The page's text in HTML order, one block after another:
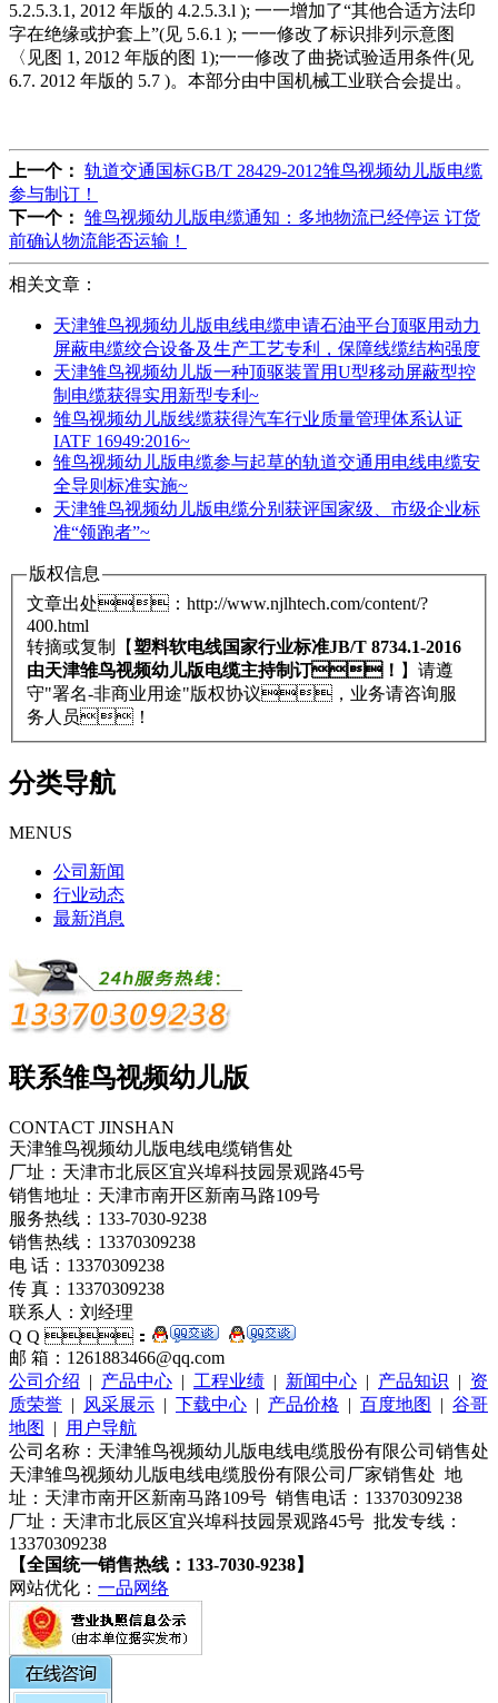
5.2.5.3.1, 2012 年版的 4.2.5.3.l ); 一一增加了“其他合适方法印
字在绝缘或护套上”(见 5.6.1 ); 一一修改了标识排列示意图
〈见图 1, 2012 年版的图 1);一一修改了曲挠试验适用条件(见
6.7. 2012 年版的 5.7 )。本部分由中国机械工业联合会提出。
上一个： 轨道交通国标GB/T 28429-2012雏鸟视频幼儿版电缆
参与制订！
下一个： 雏鸟视频幼儿版电缆通知：多地物流已经停运 订货
前确认物流能否运输！
相关文章：
天津雏鸟视频幼儿版电线电缆申请石油平台顶驱用动力
屏蔽电缆绞合设备及生产工艺专利，保障线缆结构强度
天津雏鸟视频幼儿版一种顶驱装置用U型移动屏蔽型控
制电缆获得实用新型专利~
雏鸟视频幼儿版线缆获得汽车行业质量管理体系认证
IATF 16949:2016~
雏鸟视频幼儿版电缆参与起草的轨道交通用电线电缆安
全导则标准实施~
天津雏鸟视频幼儿版电缆分别获评国家级、市级企业标
准“领跑者”~
版权信息
文章出处：http://www.njlhtech.com/content/?
400.html
转摘或复制【塑料软电线国家行业标准JB/T 8734.1-2016
由天津雏鸟视频幼儿版电缆主持制订！ 】请遵
守"署名-非商业用途"版权协议，业务请咨询服
务人员！
分类导航
MENUS
公司新闻
行业动态
最新消息
联系雏鸟视频幼儿版
CONTACT JINSHAN
天津雏鸟视频幼儿版电线电缆销售处
厂址：天津市北辰区宜兴埠科技园景观路45号
销售地址：天津市南开区新南马路109号
服务热线：133-7030-9238
销售热线：13370309238
电 话：13370309238
传 真：13370309238
联系人：刘经理
Q Q ：
邮 箱：1261883466@qq.com
公司介绍 | 产品中心 | 工程业绩 | 新闻中心 | 产品知识 | 资
质荣誉 | 风采展示 | 下载中心 | 产品价格 | 百度地图 | 谷哥
地图
|
用户导航
公司名称：天津雏鸟视频幼儿版电线电缆股份有限公司销售处
天津雏鸟视频幼儿版电线电缆股份有限公司厂家销售处 地
址：天津市南开区新南马路109号 销售电话：13370309238
厂址：天津市北辰区宜兴埠科技园景观路45号 批发专线：
13370309238
【全国统一销售热线：133-7030-9238】
网站优化： 一品网络